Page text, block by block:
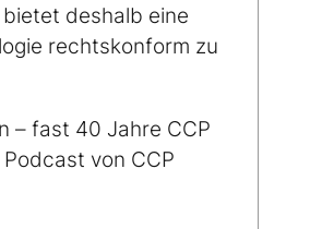
deshalb eine
rechtskonform zu
– fast 40 Jahre CCP
von CCP